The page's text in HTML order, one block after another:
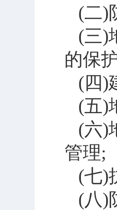
(二)
(三)
的保
(四)
(五)
(六)
管理;
(七)
(八)